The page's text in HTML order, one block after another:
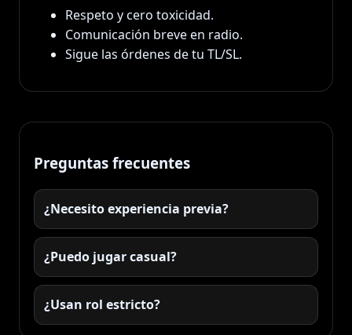
Respeto y cero toxicidad.
Comunicación breve en radio.
Sigue las órdenes de tu TL/SL.
Preguntas frecuentes
¿Necesito experiencia previa?
¿Puedo jugar casual?
¿Usan rol estricto?